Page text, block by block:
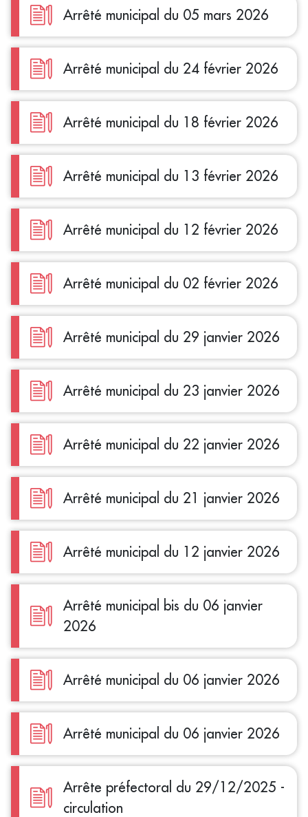
Arrêté municipal du 05 mars 2026
Arrêté municipal du 24 février 2026
Arrêté municipal du 18 février 2026
Arrêté municipal du 13 février 2026
Arrêté municipal du 12 février 2026
Arrêté municipal du 02 février 2026
Arrêté municipal du 29 janvier 2026
Arrêté municipal du 23 janvier 2026
Arrêté municipal du 22 janvier 2026
Arrêté municipal du 21 janvier 2026
Arrêté municipal du 12 janvier 2026
Arrêté municipal bis du 06 janvier
2026
Arrêté municipal du 06 janvier 2026
Arrêté municipal du 06 janvier 2026
Arrête préfectoral du 29/12/2025 -
circulation